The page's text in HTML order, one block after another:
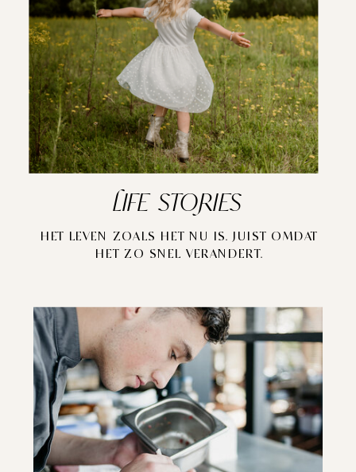
HET LEVEN ZOALS HET NU IS. JUIST OMDAT
HET ZO SNEL VERANDERT.
LIFE STORIES